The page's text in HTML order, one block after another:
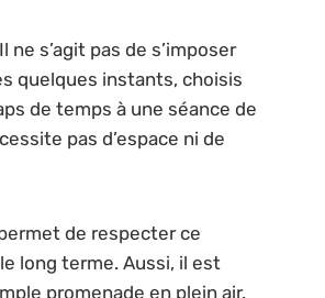
s’agit pas de s’imposer
quelques instants, choisis
de temps à une séance de
pas d’espace ni de
de respecter ce
long terme. Aussi, il est
promenade en plein air.